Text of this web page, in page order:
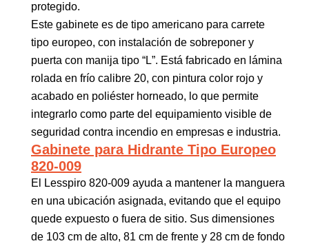
protegido.
Este gabinete es de tipo americano para carrete
tipo europeo, con instalación de sobreponer y
puerta con manija tipo “L”. Está fabricado en lámina
rolada en frío calibre 20, con pintura color rojo y
acabado en poliéster horneado, lo que permite
integrarlo como parte del equipamiento visible de
seguridad contra incendio en empresas e industria.
Gabinete para Hidrante Tipo Europeo
820-009
El Lesspiro 820-009 ayuda a mantener la manguera
en una ubicación asignada, evitando que el equipo
quede expuesto o fuera de sitio. Sus dimensiones
de 103 cm de alto, 81 cm de frente y 28 cm de fondo